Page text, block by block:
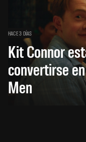
HACE 3 DÍAS
Kit Connor
convertirse
Men